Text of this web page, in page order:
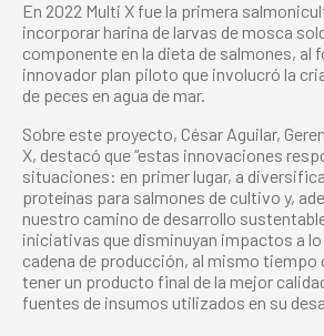
En 2022 Multi X fue la primera
incorporar harina de larvas de mosca
componente en la dieta de salmones, al
innovador plan piloto que involucró la
de peces en agua de mar.
Sobre este proyecto, César Aguilar,
X, destacó que “estas innovaciones
situaciones: en primer lugar, a
proteínas para salmones de cultivo y,
nuestro camino de desarrollo
iniciativas que disminuyan impactos a lo
cadena de producción, al mismo tiempo
tener un producto final de la mejor
fuentes de insumos utilizados en su